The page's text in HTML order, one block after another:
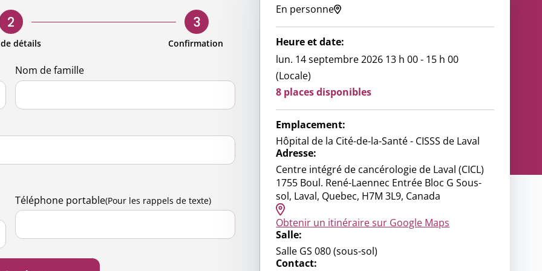
hommes
santé
d'entreprise
nature
et activités
bénévoles
Accès pour les bénévoles
Gouvernance
Présence mondiale
Contactez-nous
2
détails
3
Confirmation
Nom de famille
Téléphone portable(Pour les rappels de texte)
En personne
Heure et date:
lun. 14 septembre 2026 13 h 00 - 15 h 00
(Locale)
8 places disponibles
Emplacement:
Hôpital de la Cité-de-la-Santé - CISSS de Laval
Adresse:
Centre intégré de cancérologie de Laval (CICL)
1755 Boul. René-Laennec Entrée Bloc G Sous-
sol, Laval, Quebec, H7M 3L9, Canada
Obtenir un itinéraire sur Google Maps
Salle:
Salle GS 080 (sous-sol)
Contact: